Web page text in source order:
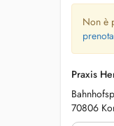
Non è
Praxis
70806